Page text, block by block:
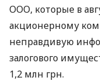
ООО, которые в
акционерному
неправдивую
залогового
1,2 млн грн.